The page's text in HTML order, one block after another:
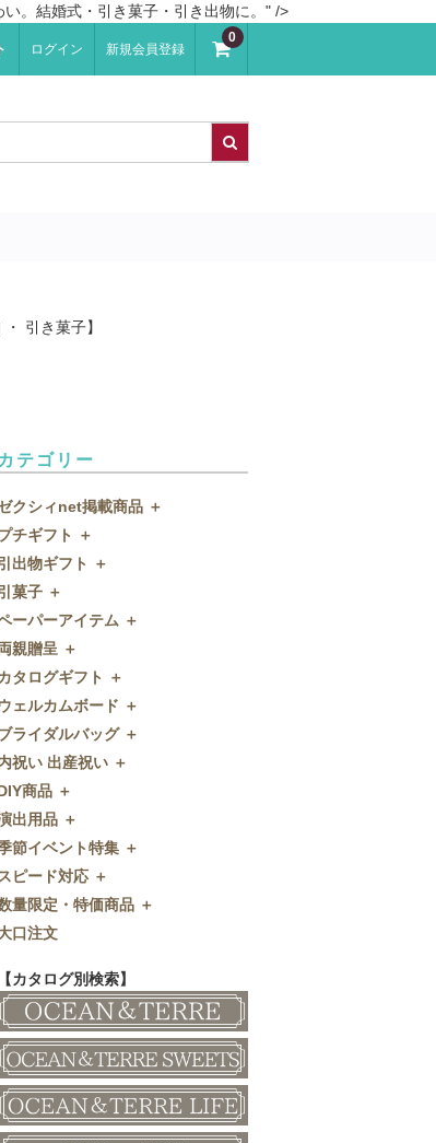
。結婚式・引き菓子・引き出物に。" />
ログイン 新規会員登録
0
引き菓子】
カテゴリー
クシィnet掲載商品 ＋
ゼクシィnet掲載商品
チギフト ＋
プチギフト
ウェルカムプチギフト
アメニティ
キャンディー・金平糖
クッキー
スプーン
チョコレート
ディズニー
ドラジェ
プチタオル
席札立て
耳かき＆ぺん
紅茶＆コーヒー
和風プチギフト
その他
出物ギフト ＋
引出物ギフト
グラス
タオル・石鹸・名披露目
ディズニーギフト
今治タオル
引出物セット
和食器
名入れ贈呈品
特選ギフト
珈琲・紅茶
鰹節・フード
菓子 ＋
引菓子
バウムクーヘン
洋菓子
和菓子
FLAVOR
ーパーアイテム ＋
ペーパーアイテム
招待状
席次表
席札
付箋・メッセージカード
印刷代行
ディズニーシリーズ
親贈呈 ＋
両親贈呈
ディズニーウェイトドール
ウェイトベア
子育て卒業証書
クロックギフト
タログギフト ＋
カタログギフト
OCEAN&TERRE GOURMET
SHIKISAI ONE
Grace
ェルカムボード ＋
ウェルカムボード
カラーステンドグラス調
ガラス
フラワータイプ
ペンダントクロック
ミラー
メッセージパズル
似顔絵
和風ボード
ライダルバッグ ＋
ブライダルバッグ
祝い 出産祝い ＋
内祝い 出産祝い
商品 ＋
DIY商品
出用品 ＋
演出用品
リングピロー
ブーケプルズ
結婚証明書
その他
節イベント特集 ＋
季節イベント特集
サクラ
クローバー
クリスマス
バレンタイン
ホワイトデー
母の日
父の日
敬老の日
スピード対応 ＋
スピード対応
即日お急ぎ発送
量限定・特価商品 ＋
数量限定・特価商品
口注文
【カタログ別検索】